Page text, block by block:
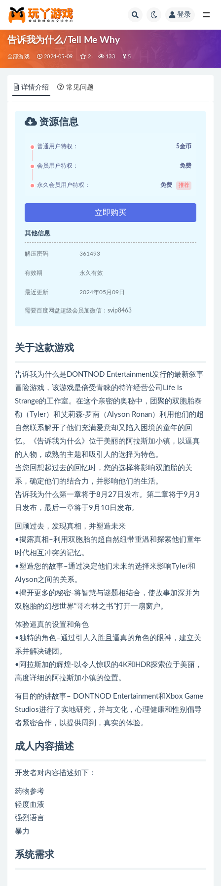
登录
告诉我为什么/Tell Me Why
全部游戏 2024-05-09 2 133 5
详情介绍 常见问题
资源信息
普通用户特权： 5金币
会员用户特权： 免费
永久会员用户特权： 免费 推荐
立即购买
其他信息
解压密码 361493
有效期 永久有效
最近更新 2024年05月09日
需要百度网盘超级会员加微信：svip8463
关于这款游戏
告诉我为什么是DONTNOD Entertainment发行的最新叙事
冒险游戏，该游戏是倍受青睐的特许经营公司Life is
Strange的工作室。在这个亲密的奥秘中，团聚的双胞胎泰
勒（Tyler）和艾莉森·罗南（Alyson Ronan）利用他们的超
自然联系解开了他们充满爱意却又陷入困境的童年的回
忆。《告诉我为什么》位于美丽的阿拉斯加小镇，以逼真
的人物，成熟的主题和吸引人的选择为特色。
当您回想起过去的回忆时，您的选择将影响双胞胎的关
系，确定他们的结合力，并影响他们的生活。
告诉我为什么第一章将于8月27日发布。第二章将于9月3
日发布，最后一章将于9月10日发布。
回顾过去，发现真相，并塑造未来
•揭露真相–利用双胞胎的超自然纽带重温和探索他们童年
时代相互冲突的记忆。
•塑造您的故事–通过决定他们未来的选择来影响Tyler和
Alyson之间的关系。
•揭开更多的秘密-将智慧与谜题相结合，使故事加深并为
双胞胎的幻想世界“哥布林之书”打开一扇窗户。
体验逼真的设置和角色
•独特的角色–通过引人入胜且逼真的角色的眼神，建立关
系并解决谜团。
•阿拉斯加的辉煌-以令人惊叹的4K和HDR探索位于美丽，
高度详细的阿拉斯加小镇的位置。
有目的的讲故事– DONTNOD Entertainment和Xbox Game
Studios进行了实地研究，并与文化，心理健康和性别倡导
者紧密合作，以提供周到，真实的体验。
成人内容描述
开发者对内容描述如下：
药物参考
轻度血液
强烈语言
暴力
系统需求